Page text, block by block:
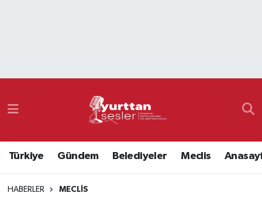
Türkiye Gündem Belediyeler Meclis
HABERLER MECLIS
Namaz Vakitleri
Süper Lig Puan Durumu ve Fikstür
Tüm Manşetler